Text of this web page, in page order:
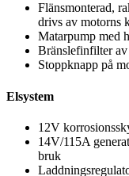
Flänsmonterad,
drivs av motorns
Matarpump med
Bränslefinfilter
Stoppknapp på
Elsystem
12V
14V/115A
bruk